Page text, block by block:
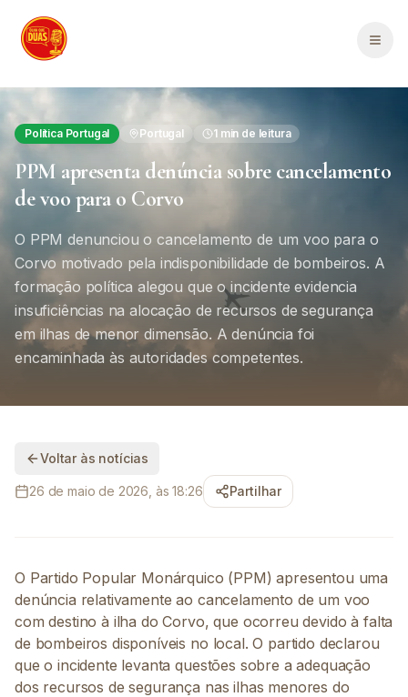
Política Portugal Portugal 1min de leitura
PPM apresenta denúncia sobre cancelamento
de voo para o Corvo
O PPM denunciou o cancelamento de um voo para o
Corvo motivado pela indisponibilidade de bombeiros. A
formação política alegou que o incidente evidencia
insuficiências na alocação de recursos de segurança
em ilhas de menor dimensão. A denúncia foi
encaminhada às autoridades competentes.
Voltar às notícias
26 de maio de 2026, às 18:26 Partilhar
O Partido Popular Monárquico (PPM) apresentou uma
denúncia relativamente ao cancelamento de um voo
com destino à ilha do Corvo, que ocorreu devido à falta
de bombeiros disponíveis no local. O partido declarou
que o incidente levanta questões sobre a adequação
dos recursos de segurança nas ilhas menores do